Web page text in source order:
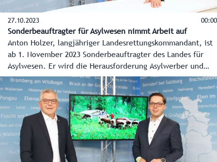
27.10.2023 00:00
Sonderbeauftragter für Asylwesen nimmt Arbeit auf
Anton Holzer, langjähriger Landesrettungskommandant, ist
ab 1. November 2023 Sonderbeauftragter des Landes für
Asylwesen. Er wird die Herausforderung Asylwerber und
Vertriebene ganzheitlich und umfassend für Salzburg
koordinieren und bringt dafür umfangreiche Erfahrungen
mit.